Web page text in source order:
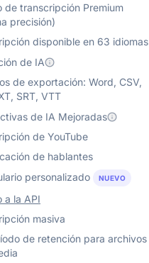
de transcripción Premium
precisión)
disponible en 63 idiomas
de IA
de exportación: Word, CSV,
SRT, VTT
de IA Mejoradas
de YouTube
de hablantes
personalizado
NUEVO
a la API
masiva
de retención para archivos